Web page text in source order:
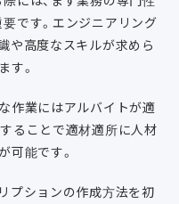
です。エンジニアリング
や高度なスキルが求めら
す。
作業にはアルバイトが適
ることで適材適所に人材
可能です。
プションの作成方法を初